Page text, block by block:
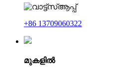
+86 13709060322
മുകളിൽ